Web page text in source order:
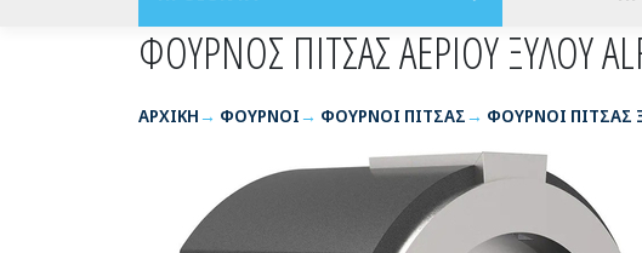
ΦΟΥΡΝΟΣ ΠΙΤΣΑΣ ΑΕΡΙΟΥ ΞΥΛΟΥ
ΑΡΧΙΚΉ ΦΟΥΡΝΟΙ ΦΟΥΡΝΟΙ ΠΙΤΣΑΣ ΦΟΥΡΝΟΙ ΠΙΤΣΑΣ